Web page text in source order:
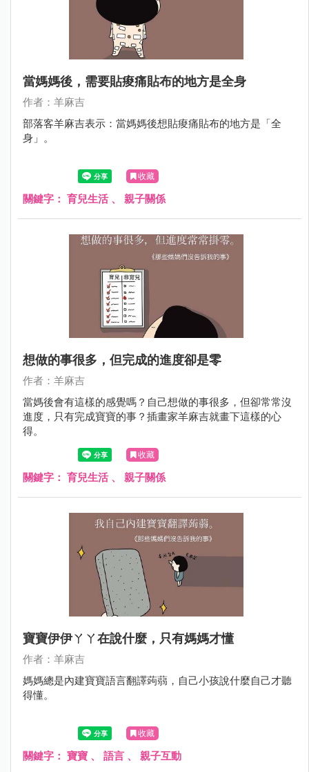
當媽媽後，需要貼痠痛貼布的地方是全身
作者：羊麻吉
部落客羊麻吉表示：當媽媽後想貼痠痛貼布的地方是「全
身」。
收藏
關鍵字： 育兒生活、 親子關係
想做的事很多，但完成的進度卻是零
作者：羊麻吉
當媽後會有這樣的感覺嗎？自己想做的事很多，但卻常常沒
進度，只有完成寶寶的事？插畫家羊麻吉就畫下這樣的心
得。
收藏
關鍵字： 育兒生活、 親子關係
寶寶伊伊ㄚㄚ在說什麼，只有媽媽才懂
作者：羊麻吉
媽媽總是內建寶寶語言翻譯蒟蒻，自己小孩說什麼自己才聽
得懂。
收藏
關鍵字： 寶寶 、 語言 、 親子互動